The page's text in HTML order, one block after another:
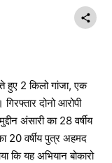
हुए 2 किलो गांजा, एक
दोनो आरोपी
अंसारी का 28 वर्षीय
20 वर्षीय पुत्र अहमद
कि यह अभियान बोकारो